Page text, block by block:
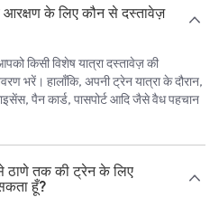
के लिए कौन से दस्तावेज़
किसी विशेष यात्रा दस्तावेज़ की
भरें। हालाँकि, अपनी ट्रेन यात्रा के दौरान,
पैन कार्ड, पासपोर्ट आदि जैसे वैध पहचान
ठाणे तक की ट्रेन के लिए
हूँ?